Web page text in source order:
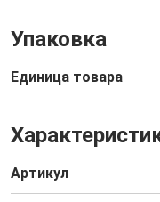
Упаковка
Единица товара
Артикул